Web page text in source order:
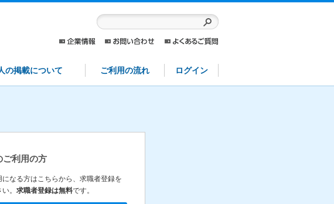
の掲載について ご利用の流れ ログイン
ご利用の方
になる方はこちらから、求職者登録を
。 求職者登録は無料です。